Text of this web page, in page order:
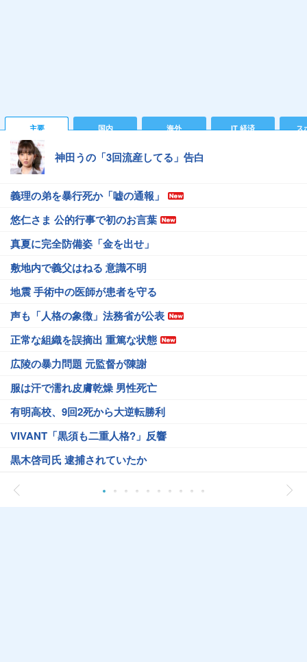
主要 国内 海外 IT 経済 ス
神田うの「3回流産してる」告白
義理の弟を暴行死か「嘘の通報」
悠仁さま 公的行事で初のお言葉
真夏に完全防備姿「金を出せ」
敷地内で義父はねる 意識不明
地震 手術中の医師が患者を守る
声も「人格の象徴」法務省が公表
正常な組織を誤摘出 重篤な状態
広陵の暴力問題 元監督が陳謝
服は汗で濡れ皮膚乾燥 男性死亡
有明高校、9回2死から大逆転勝利
VIVANT「黒須も二重人格?」反響
黒木啓司氏 逮捕されていたか